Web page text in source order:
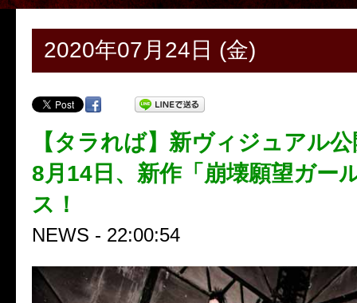
2020年07月24日 (金)
【タラれば】新ヴィジュアル
8月14日、新作「崩壊願望ガー
ス！
NEWS - 22:00:54